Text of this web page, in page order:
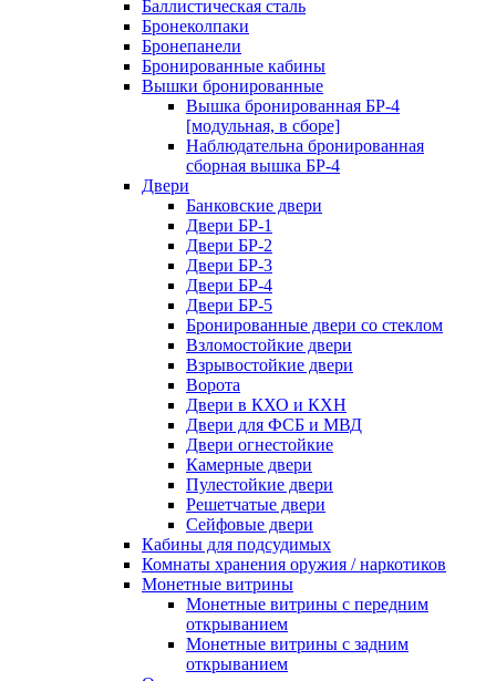
Баллистическая сталь
Бронеколпаки
Бронепанели
Бронированные кабины
Вышки бронированные
Вышка бронированная БР-4
[модульная, в сборе]
Наблюдательна бронированная
сборная вышка БР-4
Двери
Банковские двери
Двери БР-1
Двери БР-2
Двери БР-3
Двери БР-4
Двери БР-5
Бронированные двери со стеклом
Взломостойкие двери
Взрывостойкие двери
Ворота
Двери в КХО и КХН
Двери для ФСБ и МВД
Двери огнестойкие
Камерные двери
Пулестойкие двери
Решетчатые двери
Сейфовые двери
Кабины для подсудимых
Комнаты хранения оружия / наркотиков
Монетные витрины
Монетные витрины с передним
открыванием
Монетные витрины с задним
открыванием